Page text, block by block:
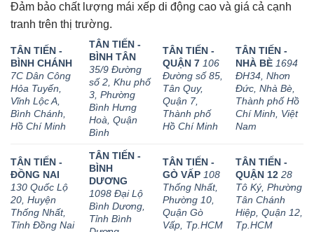
Đảm bảo chất lượng mái xếp di động cao và giá cả cạnh
tranh trên thị trường.
TÂN TIẾN -
BÌNH CHÁNH
7C Dân Công
Hỏa Tuyến,
Vĩnh Lộc A,
Bình Chánh,
Hồ Chí Minh
TÂN TIẾN -
BÌNH TÂN
35/9 Đường
số 2, Khu phố
3, Phường
Bình Hưng
Hoà, Quận
Bình
TÂN TIẾN -
QUẬN 7 106
Đường số 85,
Tân Quy,
Quận 7,
Thành phố
Hồ Chí Minh
TÂN TIẾN -
NHÀ BÈ 1694
ĐH34, Nhơn
Đức, Nhà Bè,
Thành phố Hồ
Chí Minh, Việt
Nam
TÂN TIẾN -
ĐỒNG NAI
130 Quốc Lộ
20, Huyện
Thống Nhất,
Tỉnh Đồng Nai
TÂN TIẾN -
BÌNH
DƯƠNG
1098 Đại Lộ
Bình Dương,
Tỉnh Bình
TÂN TIẾN -
GÒ VẤP 108
Thống Nhất,
Phường 10,
Quận Gò
Vấp, Tp.HCM
TÂN TIẾN -
QUẬN 12 28
Tô Ký, Phường
Tân Chánh
Hiệp, Quận 12,
Tp.HCM